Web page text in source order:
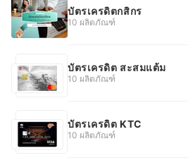
บัตรเครดิตกสิกร
10 ผลิตภัณฑ์
บัตรเครดิต สะสมแต้ม
10 ผลิตภัณฑ์
บัตรเครดิต KTC
10 ผลิตภัณฑ์